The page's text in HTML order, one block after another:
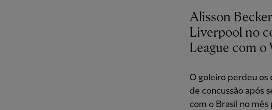
Alisson
Liverpool no
League com
O goleiro perdeu os
de concussão após
com o Brasil no mês